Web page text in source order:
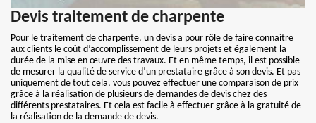
Devis traitement de charpente
Pour le traitement de charpente, un devis a pour rôle de faire connaitre
aux clients le coût d’accomplissement de leurs projets et également la
durée de la mise en œuvre des travaux. Et en même temps, il est possible
de mesurer la qualité de service d’un prestataire grâce à son devis. Et pas
uniquement de tout cela, vous pouvez effectuer une comparaison de prix
grâce à la réalisation de plusieurs de demandes de devis chez des
différents prestataires. Et cela est facile à effectuer grâce à la gratuité de
la réalisation de la demande de devis.